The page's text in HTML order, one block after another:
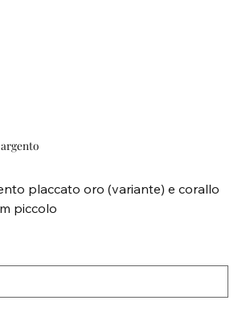
placcato oro (variante) e corallo
piccolo